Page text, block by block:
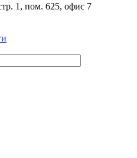
1, пом. 625, офис 7